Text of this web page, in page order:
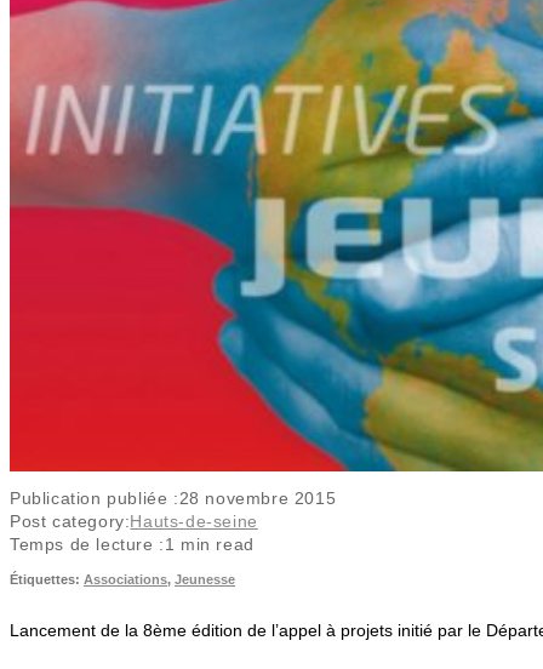
Publication publiée :28 novembre 2015
Post category:Hauts-de-seine
Temps de lecture :1 min read
Étiquettes: Associations, Jeunesse
Lancement de la 8ème édition de l’appel à projets initié par le